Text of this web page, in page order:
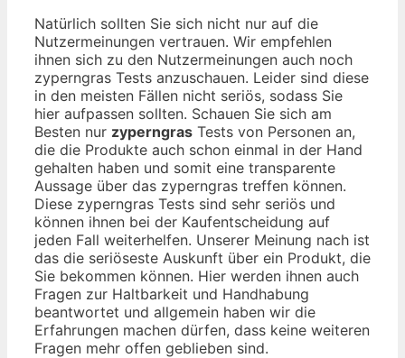
Natürlich sollten Sie sich nicht nur auf die
Nutzermeinungen vertrauen. Wir empfehlen
ihnen sich zu den Nutzermeinungen auch noch
zyperngras Tests anzuschauen. Leider sind diese
in den meisten Fällen nicht seriös, sodass Sie
hier aufpassen sollten. Schauen Sie sich am
Besten nur zyperngras Tests von Personen an,
die die Produkte auch schon einmal in der Hand
gehalten haben und somit eine transparente
Aussage über das zyperngras treffen können.
Diese zyperngras Tests sind sehr seriös und
können ihnen bei der Kaufentscheidung auf
jeden Fall weiterhelfen. Unserer Meinung nach ist
das die seriöseste Auskunft über ein Produkt, die
Sie bekommen können. Hier werden ihnen auch
Fragen zur Haltbarkeit und Handhabung
beantwortet und allgemein haben wir die
Erfahrungen machen dürfen, dass keine weiteren
Fragen mehr offen geblieben sind.